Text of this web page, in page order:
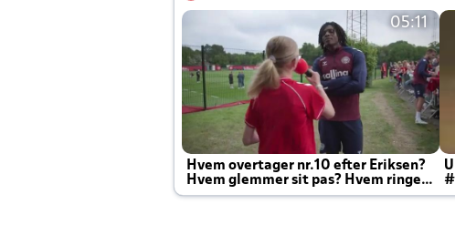
05:11
Hvem overtager nr.10 efter Eriksen?
Hvem glemmer sit pas? Hvem ringer
Joachim altid til efter kampe?